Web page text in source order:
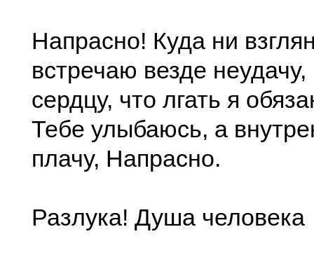
Напрасно! Куда ни
встречаю везде неудачу,
сердцу, что лгать я
Тебе улыбаюсь, а
плачу, Напрасно.
Разлука! Душа человека